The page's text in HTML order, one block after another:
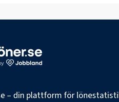
– din plattform för